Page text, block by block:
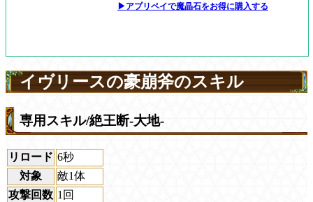
▶アプリペイで魔晶石をお得に購入する
イヴリースの豪崩斧のスキル
専用スキル/絶王断-大地-
リロード 6秒
対象
敵1体
攻撃回数 1回